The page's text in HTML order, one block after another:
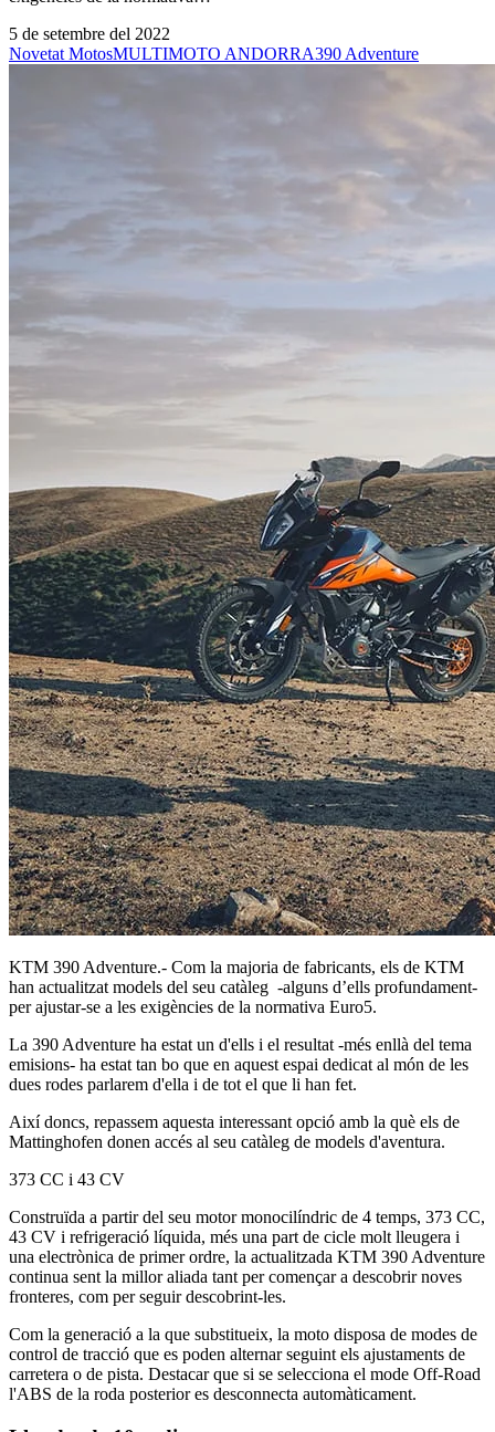
5 de setembre del 2022
Novetat MotosMULTIMOTO ANDORRA390 Adventure
KTM 390 Adventure.- Com la majoria de fabricants, els de KTM
han actualitzat models del seu catàleg -alguns d’ells profundament-
per ajustar-se a les exigències de la normativa Euro5.
La 390 Adventure ha estat un d'ells i el resultat -més enllà del tema
emisions- ha estat tan bo que en aquest espai dedicat al món de les
dues rodes parlarem d'ella i de tot el que li han fet.
Així doncs, repassem aquesta interessant opció amb la què els de
Mattinghofen donen accés al seu catàleg de models d'aventura.
373 CC i 43 CV
Construïda a partir del seu motor monocilíndric de 4 temps, 373 CC,
43 CV i refrigeració líquida, més una part de cicle molt lleugera i
una electrònica de primer ordre, la actualitzada KTM 390 Adventure
continua sent la millor aliada tant per començar a descobrir noves
fronteres, com per seguir descobrint-les.
Com la generació a la que substitueix, la moto disposa de modes de
control de tracció que es poden alternar seguint els ajustaments de
carretera o de pista. Destacar que si se selecciona el mode Off-Road
l'ABS de la roda posterior es desconnecta automàticament.